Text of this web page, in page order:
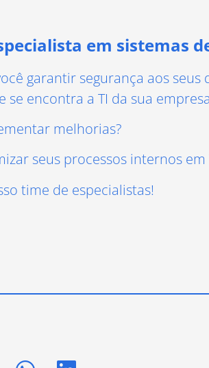
em sistemas
garantir segurança aos
encontra a TI da sua
melhorias?
seus processos internos
time de especialistas!